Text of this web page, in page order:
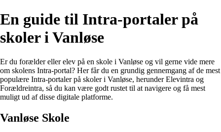
En guide til Intra-portaler på
skoler i Vanløse
Er du forælder eller elev på en skole i Vanløse og vil gerne vide mere
om skolens Intra-portal? Her får du en grundig gennemgang af de mest
populære Intra-portaler på skoler i Vanløse, herunder Elevintra og
Forældreintra, så du kan være godt rustet til at navigere og få mest
muligt ud af disse digitale platforme.
Vanløse Skole